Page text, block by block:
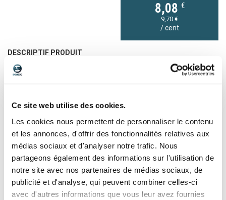
Ce site web utilise des cookies.
Les cookies nous permettent de personnaliser le contenu
et les annonces, d'offrir des fonctionnalités relatives aux
médias sociaux et d'analyser notre trafic. Nous
partageons également des informations sur l'utilisation de
notre site avec nos partenaires de médias sociaux, de
publicité et d'analyse, qui peuvent combiner celles-ci
avec d'autres informations que vous leur avez fournies
8,08 €
9,70 €
/ cent
DESCRIPTIF PRODUIT
Boulon tête poëlier zingué
Référence :
4210 4X 45
Norme :
NFE 25129
ISO :
Matière : ZINGUE
Filetage :
Classe :4,6